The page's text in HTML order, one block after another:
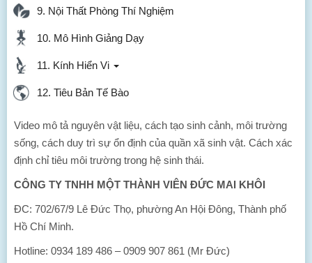
9. Nội Thất Phòng Thí Nghiệm
10. Mô Hình Giảng Dạy
11. Kính Hiển Vi
12. Tiêu Bản Tế Bào
Video mô tả nguyên vật liệu, cách tạo sinh cảnh, môi trường
sống, cách duy trì sự ổn định của quần xã sinh vật. Cách xác
định chỉ tiêu môi trường trong hệ sinh thái.
CÔNG TY TNHH MỘT THÀNH VIÊN ĐỨC MAI KHÔI
ĐC: 702/67/9 Lê Đức Thọ, phường An Hội Đông, Thành phố
Hồ Chí Minh.
Hotline: 0934 189 486 – 0909 907 861 (Mr Đức)